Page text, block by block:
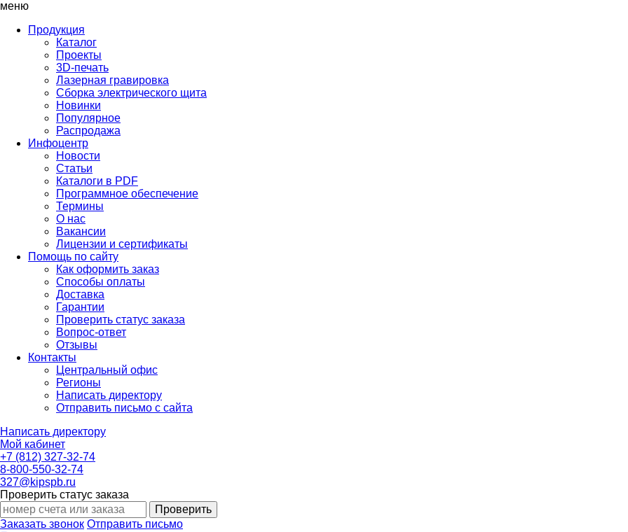
меню
Продукция
Каталог
Проекты
3D-печать
Лазерная гравировка
Сборка электрического щита
Новинки
Популярное
Распродажа
Инфоцентр
Новости
Статьи
Каталоги в PDF
Программное обеспечение
Термины
О нас
Вакансии
Лицензии и сертификаты
Помощь по сайту
Как оформить заказ
Способы оплаты
Доставка
Гарантии
Проверить статус заказа
Вопрос-ответ
Отзывы
Контакты
Центральный офис
Регионы
Написать директору
Отправить письмо с сайта
Написать директору
Мой кабинет
+7 (812) 327-32-74
8-800-550-32-74
327@kipspb.ru
Проверить статус заказа
Проверить
Заказать звонок Отправить письмо